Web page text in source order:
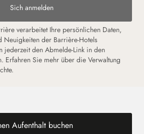
Sich anmelden
verarbeitet Ihre persönlichen Daten,
Neuigkeiten der Barrière-Hotels
jederzeit den Abmelde-Link in den
Erfahren Sie mehr über die Verwaltung
Aufenthalt buchen